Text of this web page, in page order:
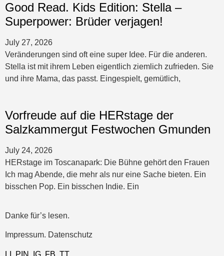
Good Read. Kids Edition: Stella –
Superpower: Brüder verjagen!
July 27, 2026
Veränderungen sind oft eine super Idee. Für die anderen.
Stella ist mit ihrem Leben eigentlich ziemlich zufrieden. Sie
und ihre Mama, das passt. Eingespielt, gemütlich,
Vorfreude auf die HERstage der
Salzkammergut Festwochen Gmunden
July 24, 2026
HERstage im Toscanapark: Die Bühne gehört den Frauen
Ich mag Abende, die mehr als nur eine Sache bieten. Ein
bisschen Pop. Ein bisschen Indie. Ein
Danke für’s lesen.
Impressum. Datenschutz
PIN IG FB. TT.